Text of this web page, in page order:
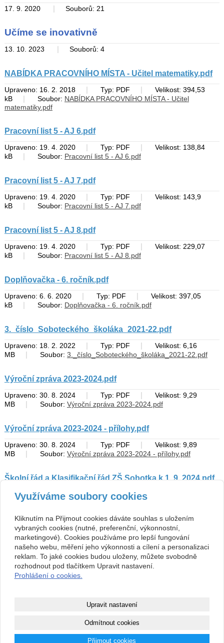
17. 9. 2020 Souborů: 21
Učíme se inovativně
13. 10. 2023 Souborů: 4
NABÍDKA PRACOVNÍHO MÍSTA - Učitel matematiky.pdf
Upraveno: 16. 2. 2018 Typ: PDF
Velikost: 394,53
kB
Soubor: NABÍDKA PRACOVNÍHO MÍSTA - Učitel
matematiky.pdf
Pracovní list 5 - AJ 6.pdf
Upraveno: 19. 4. 2020 Typ: PDF
Velikost: 138,84
kB
Soubor: Pracovní list 5 - AJ 6.pdf
Pracovní list 5 - AJ 7.pdf
Upraveno: 19. 4. 2020 Typ: PDF
Velikost: 143,9
kB
Soubor: Pracovní list 5 - AJ 7.pdf
Pracovní list 5 - AJ 8.pdf
Upraveno: 19. 4. 2020 Typ: PDF
Velikost: 229,07
kB
Soubor: Pracovní list 5 - AJ 8.pdf
Doplňovačka - 6. ročník.pdf
Upraveno: 6. 6. 2020 Typ: PDF
Velikost: 397,05
kB
Soubor: Doplňovačka - 6. ročník.pdf
3._číslo_Soboteckého_školáka_2021-22.pdf
Upraveno: 18. 2. 2022 Typ: PDF
Velikost: 6,16
MB
Soubor: 3._číslo_Soboteckého_školáka_2021-22.pdf
Výroční zpráva 2023-2024.pdf
Upraveno: 30. 8. 2024 Typ: PDF
Velikost: 9,29
MB
Soubor: Výroční zpráva 2023-2024.pdf
Výroční zpráva 2023-2024 - přílohy.pdf
Upraveno: 30. 8. 2024 Typ: PDF
Velikost: 9,89
MB
Soubor: Výroční zpráva 2023-2024 - přílohy.pdf
Školní řád a Klasifikační řád ZŠ Sobotka k 1. 9. 2024.pdf
Upraveno: 30. 8. 2024 | Typ: PDF |
|
Školní řád a Klasifikační řád ZŠ Sobotka k 1. 9.
Kontakt
ZŠ, Sobotka, okres Jičín
Jičínská 136, 507 43 Sobotka
710 01 379
nejsme plátci DPH
493 571 539, 493 599 140
skola@zssobotka.cz
Využíváme soubory cookies
Kliknutím na Přijmout cookies dáváte souhlas s uložením
vybraných cookies (nutné, preferenční, výkonnostní,
marketingové). Cookies používáme pro lepší fungování
našeho webu, měření jeho výkonnosti a cílení a personalizaci
reklam. To jaké cookies budou uloženy, můžete svobodně
rozhodnout pod tlačítkem Upravit nastavení.
Prohlášení o cookies.
Upravit nastavení
Odmítnout cookies
Přijmout cookies